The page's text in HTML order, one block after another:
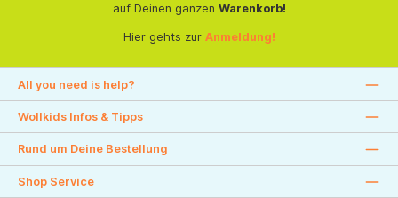
auf Deinen ganzen Warenkorb!
Hier gehts zur Anmeldung!
All you need is help?
Wollkids Infos & Tipps
Rund um Deine Bestellung
Shop Service